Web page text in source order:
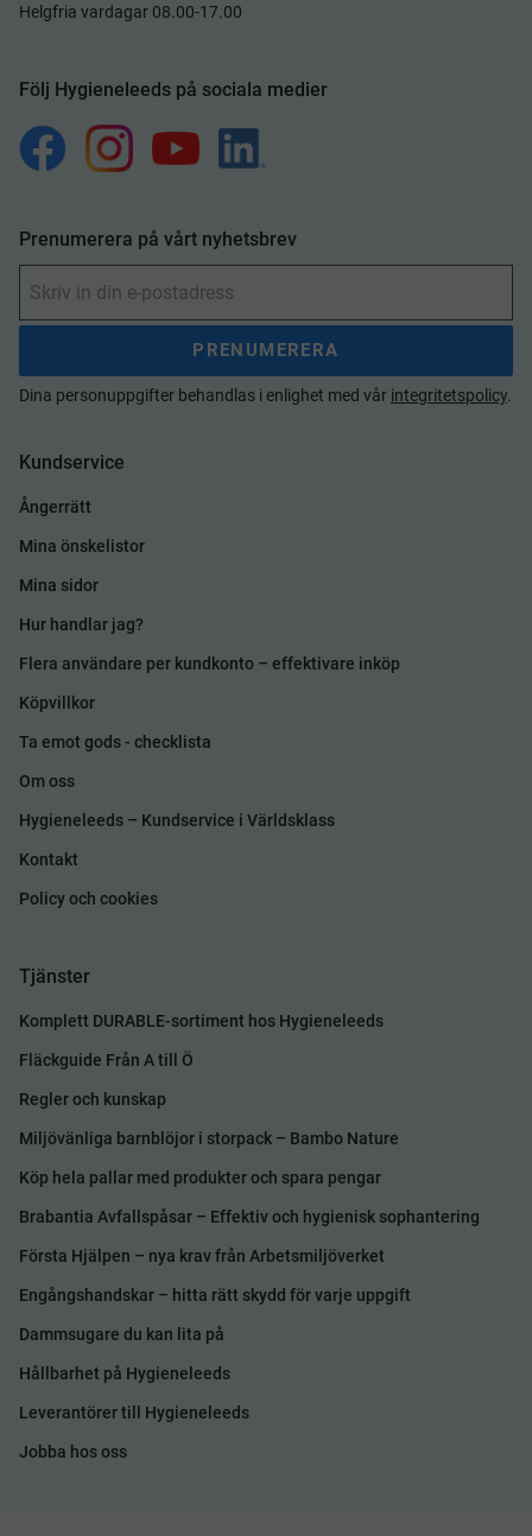
Helgfria vardagar 08.00-17.00
Följ Hygieneleeds på sociala medier
Prenumerera på vårt nyhetsbrev
PRENUMERERA
Dina personuppgifter behandlas i enlighet med vår integritetspolicy.
Kundservice
Ångerrätt
Mina önskelistor
Mina sidor
Hur handlar jag?
Flera användare per kundkonto – effektivare inköp
Köpvillkor
Ta emot gods - checklista
Om oss
Hygieneleeds – Kundservice i Världsklass
Kontakt
Policy och cookies
Tjänster
Komplett DURABLE-sortiment hos Hygieneleeds
Fläckguide Från A till Ö
Regler och kunskap
Miljövänliga barnblöjor i storpack – Bambo Nature
Köp hela pallar med produkter och spara pengar
Brabantia Avfallspåsar – Effektiv och hygienisk sophantering
Första Hjälpen – nya krav från Arbetsmiljöverket
Engångshandskar – hitta rätt skydd för varje uppgift
Dammsugare du kan lita på
Hållbarhet på Hygieneleeds
Leverantörer till Hygieneleeds
Jobba hos oss